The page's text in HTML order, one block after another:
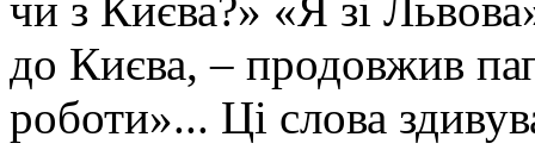
до Києва, – продовжив
роботи»... Ці слова